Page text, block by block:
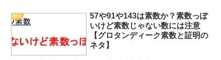
科学
57や91や143は素数か？素数っぽ
いけど素数じゃない数には注意
【グロタンディーク素数と証明の
ネタ】